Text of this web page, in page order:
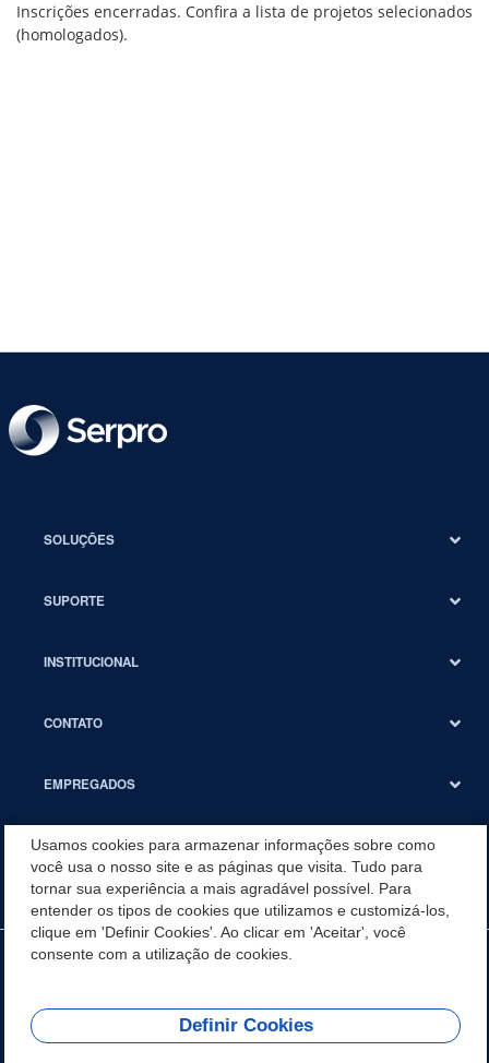
Inscrições encerradas. Confira a lista de projetos selecionados
(homologados).
SOLUÇÕES
SUPORTE
INSTITUCIONAL
CONTATO
EMPREGADOS
SUSTENTABILIDADE
Usamos cookies para armazenar informações sobre como
você usa o nosso site e as páginas que visita. Tudo para
tornar sua experiência a mais agradável possível. Para
entender os tipos de cookies que utilizamos e customizá-los,
clique em 'Definir Cookies'. Ao clicar em 'Aceitar', você
consente com a utilização de cookies.
Definir Cookies